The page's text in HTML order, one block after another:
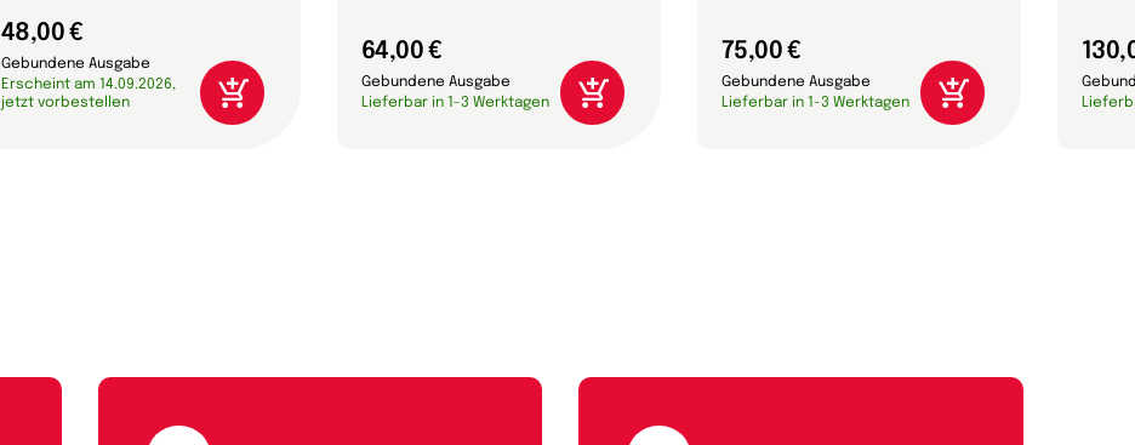
48,00 €
Gebundene Ausgabe
Erscheint am 14.09.2026,
jetzt vorbestellen
64,00 €
Gebundene Ausgabe
Lieferbar in 1-3 Werktagen
75,00 €
Gebundene Ausgabe
Lieferbar in 1-3 Werktagen